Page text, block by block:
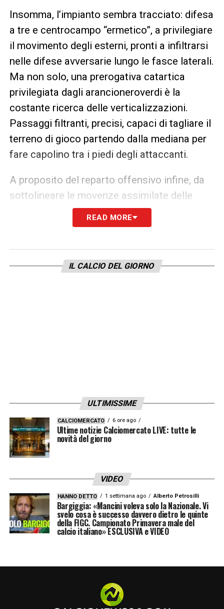
Insomma, l’impianto sembra tracciato: difesa
a tre e centrocampo “ermetico”, a privilegiare
il movimento degli esterni, pronti a infiltrarsi
nelle difese avversarie lungo le fasce laterali.
Ma non solo, una prerogativa catartica
privilegiata dagli arancioneroverdi è la
costante ricerca delle verticalizzazioni.
Passaggi filtranti, precisi, capaci di tagliare il
terreno di gioco partendo dalla mediana per
fare capolino tra i piedi degli attaccanti.
A proposito del reparto offensivo infine, da
sottolineare le movenze assimilate delle
Vanoliin campionato. Nell’arco della
stagione abbiamo visto più e più volte
intorno” al centravanti di pesoPohjanpalo
(perno indiscusso dell’attacco lagunare).
esterno sinistro di qualità, vera e proprio
lacuna dello scacchiere diJuric
stagione.
READ MORE
IL CALCIO DEL GIORNO
ULTIMISSIME
CALCIOMERCATO 6 ore ago
Ultime notizie Calciomercato LIVE: tutte le
novità del giorno
VIDEO
HANNO DETTO 1 settimana ago Alberto Petrosilli
Bargiggia: «Mancini voleva solo la Nazionale. Vi
svelo cosa è successo davvero dietro le quinte
della FIGC. Campionato Primavera male del
calcio italiano» ESCLUSIVA e VIDEO